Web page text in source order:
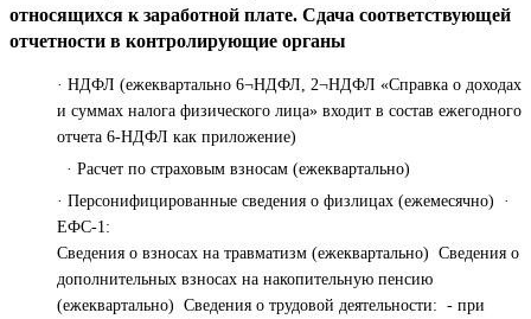
относящихся к заработной плате. Сдача соответствующей
отчетности в контролирующие органы
· НДФЛ (ежеквартально 6¬НДФЛ, 2¬НДФЛ «Справка о доходах
и суммах налога физического лица» входит в состав ежегодного
отчета 6-НДФЛ как приложение)
· Расчет по страховым взносам (ежеквартально)
· Персонифицированные сведения о физлицах (ежемесячно) ·
ЕФС-1:
Сведения о взносах на травматизм (ежеквартально) Сведения о
дополнительных взносах на накопительную пенсию
(ежеквартально) Сведения о трудовой деятельности: - при